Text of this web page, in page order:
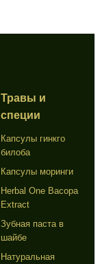
Травы и
специи
Капсулы гинкго
билоба
Капсулы моринги
Herbal One Bacopa
Extract
Зубная паста в
шайбе
Натуральная